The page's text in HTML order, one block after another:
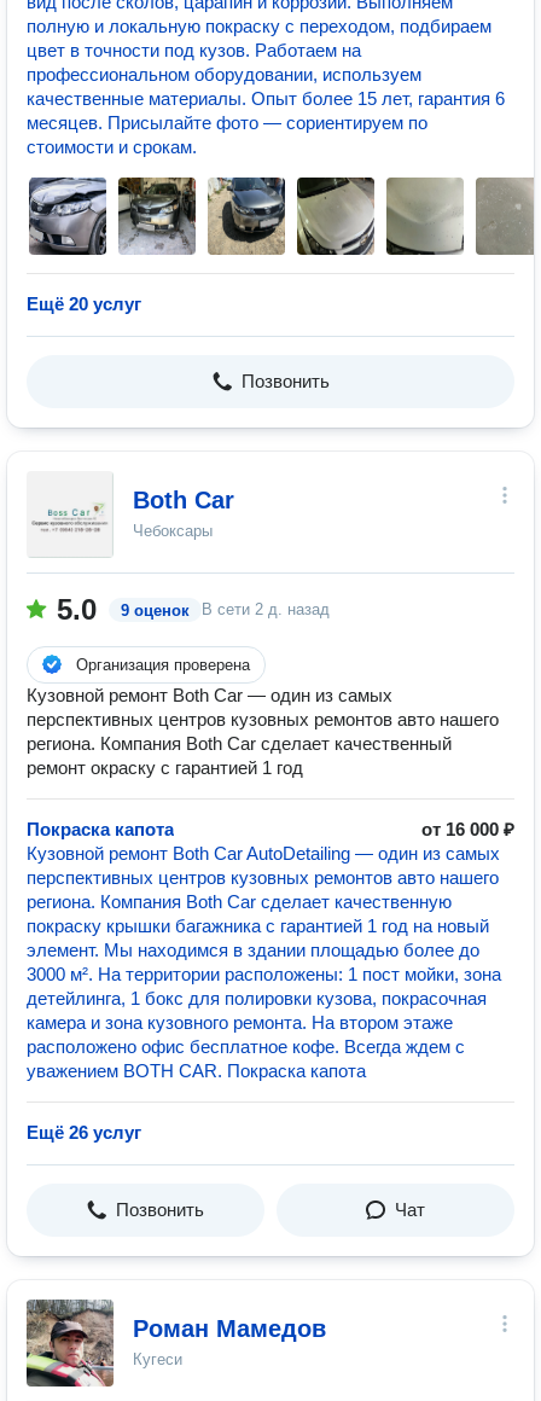
полную и локальную покраску с переходом, подбираем
цвет в точности под кузов. Работаем на
профессиональном оборудовании, используем
качественные материалы. Опыт более 15 лет, гарантия 6
месяцев. Присылайте фото — сориентируем по
стоимости и срокам.
Ещё 20 услуг
Позвонить
Both Car
Чебоксары
5.0 9 оценок В сети 2 д. назад
Организация проверена
Кузовной ремонт Both Car — один из самых
перспективных центров кузовных ремонтов авто нашего
региона. Компания Both Car сделает качественный
ремонт окраску с гарантией 1 год
Покраска капота
от 16 000 ₽
Кузовной ремонт Both Car AutoDetailing — один из самых
перспективных центров кузовных ремонтов авто нашего
региона. Компания Both Car сделает качественную
покраску крышки багажника с гарантией 1 год на новый
элемент. Мы находимся в здании площадью более до
3000 м². На территории расположены: 1 пост мойки, зона
детейлинга, 1 бокс для полировки кузова, покрасочная
камера и зона кузовного ремонта. На втором этаже
расположено офис бесплатное кофе. Всегда ждем с
уважением BOTH CAR. Покраска капота
Ещё 26 услуг
Позвонить Чат
Роман Мамедов
Кугеси